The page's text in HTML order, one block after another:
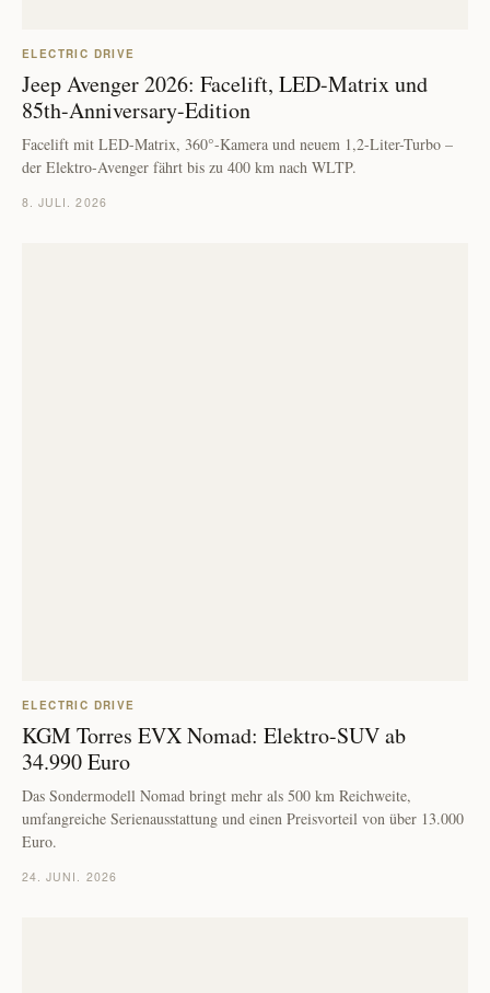
ELECTRIC DRIVE
Jeep Avenger 2026: Facelift, LED-Matrix und
85th-Anniversary-Edition
Facelift mit LED-Matrix, 360°-Kamera und neuem 1,2-Liter-Turbo –
der Elektro-Avenger fährt bis zu 400 km nach WLTP.
8. JULI. 2026
ELECTRIC DRIVE
KGM Torres EVX Nomad: Elektro-SUV ab
34.990 Euro
Das Sondermodell Nomad bringt mehr als 500 km Reichweite,
umfangreiche Serienausstattung und einen Preisvorteil von über 13.000
Euro.
24. JUNI. 2026